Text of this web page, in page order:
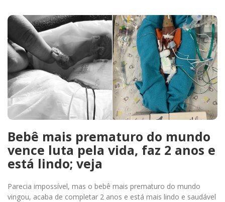
Bebê mais prematuro do mundo
vence luta pela vida, faz 2 anos e
está lindo; veja
Parecia impossível, mas o bebê mais prematuro do mundo
vingou, acaba de completar 2 anos e está mais lindo e saudável